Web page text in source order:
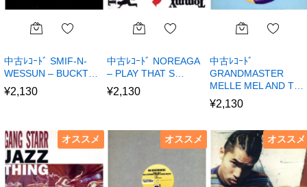
中古ﾚｺｰﾄﾞ SMIF-N-
WESSUN – BUCKT…
¥2,130
中古ﾚｺｰﾄﾞ NOREAGA
– PLAY THAT S…
¥2,130
中古ﾚｺｰﾄﾞ
GRANDMASTER
MELLE MEL AND T…
¥2,130
オススメ オススメ オススメ